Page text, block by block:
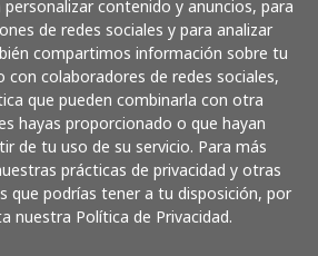
contenido y anuncios, para
de redes sociales y para analizar
compartimos información sobre tu
colaboradores de redes sociales,
que pueden combinarla con otra
hayas proporcionado o que hayan
de tu uso de su servicio. Para más
prácticas de privacidad y otras
que podrías tener a tu disposición, por
nuestra Política de Privacidad.
Paga con